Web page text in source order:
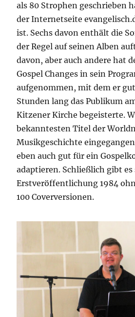
als 80 Strophen geschrieben
der Internetseite
ist. Sechs davon enthält die
der Regel auf seinen Alben
davon, aber auch andere hat
Gospel Changes in sein
aufgenommen, mit dem er
Stunden lang das Publikum
Kitzener Kirche begeisterte.
bekanntesten Titel der
Musikgeschichte
eben auch gut für ein
adaptieren. Schließlich gibt es
Erstveröffentlichung 1984
100 Coverversionen.